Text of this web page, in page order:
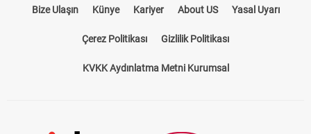
Bize Ulaşın Künye Kariyer About US Yasal Uyarı
Çerez Politikası Gizlilik Politikası
KVKK Aydınlatma Metni Kurumsal